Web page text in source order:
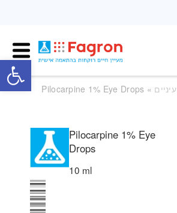
עיניים » Pilocarpine 1% Eye Drops
Pilocarpine 1% Eye
Drops
10 ml